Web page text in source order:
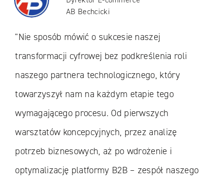
AB Bechcicki
"Nie sposób mówić o sukcesie naszej
transformacji cyfrowej bez podkreślenia roli
naszego partnera technologicznego, który
towarzyszył nam na każdym etapie tego
wymagającego procesu. Od pierwszych
warsztatów koncepcyjnych, przez analizę
potrzeb biznesowych, aż po wdrożenie i
optymalizację platformy B2B – zespół naszego